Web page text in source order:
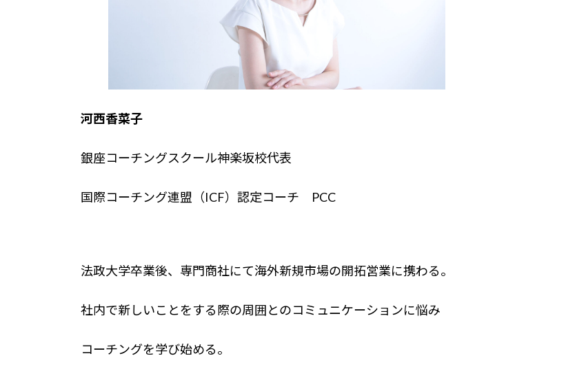
河西香菜子
銀座コーチングスクール神楽坂校代表
国際コーチング連盟（ICF）認定コーチ PCC
法政大学卒業後、専門商社にて海外新規市場の開拓営業に携わる。
社内で新しいことをする際の周囲とのコミュニケーションに悩み
コーチングを学び始める。